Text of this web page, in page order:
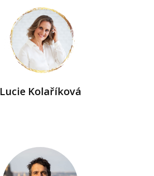
Lucie Kolaříková